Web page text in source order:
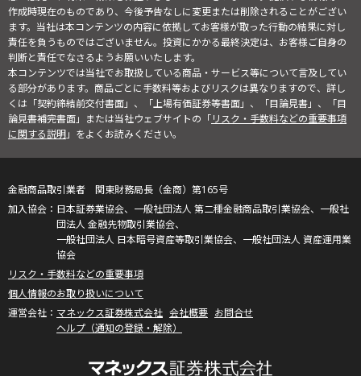
作成時現在のものであり、今後予告なしに変更または削除されることがござい
ます。当社は本コンテンツの内容に依拠してお客様が取った行動の結果に対し
責任を負うものではございません。投資にかかる最終決定は、お客様ご自身の
判断と責任でなさるようお願いいたします。
本コンテンツでは当社でお取扱している商品・サービス等について言及してい
る部分があります。商品ごとに手数料等およびリスクは異なりますので、詳し
くは「契約締結前交付書面」、「上場有価証券等書面」、「目論見書」、「目
論見書補完書面」または当社ウェブサイトの「リスク・手数料などの重要事項
に関する説明」をよくお読みください。
金融商品取引業者 関東財務局長（金商）第165号
日本証券業協会、一般社団法人 第二種金融商品取引業協会、一般社
団法人 金融先物取引業協会、
一般社団法人 日本暗号資産等取引業協会、一般社団法人 資産運用業
協会
リスク・手数料などの重要事項
個人情報のお取り扱いについて
マネックス証券株式会社 会社概要 お問合せ
ヘルプ（通知の登録・解除）